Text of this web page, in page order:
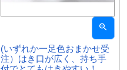
(いずれか一足色おまかせ受
注）はき口が広く、持ち手